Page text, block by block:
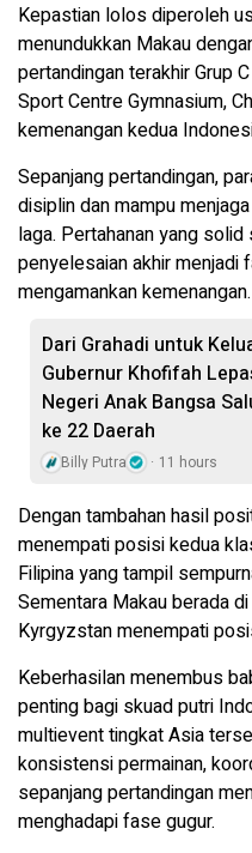
Kepastian lolos diperoleh
menundukkan Makau
pertandingan terakhir Grup
Sport Centre Gymnasium,
kemenangan kedua
Sepanjang pertandingan,
disiplin dan mampu
laga. Pertahanan yang
penyelesaian akhir menjadi
mengamankan kemenangan.
Dari Grahadi untuk
Gubernur Khofifah
Negeri Anak Bangsa
ke 22 Daerah
Billy Putra 11 hours
Dengan tambahan hasil
menempati posisi kedua
Filipina yang tampil
Sementara Makau berada
Kyrgyzstan menempati
Keberhasilan menembus
penting bagi skuad putri
multievent tingkat Asia
konsistensi permainan,
sepanjang pertandingan
menghadapi fase gugur.